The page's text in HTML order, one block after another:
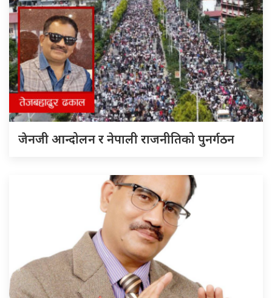
जेनजी आन्दोलन र नेपाली राजनीतिको पुनर्गठन